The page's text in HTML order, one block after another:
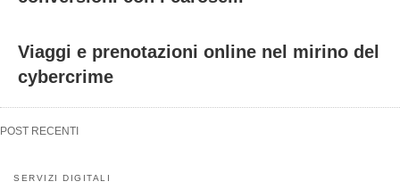
Viaggi e prenotazioni online nel mirino del
cybercrime
POST RECENTI
SERVIZI DIGITALI